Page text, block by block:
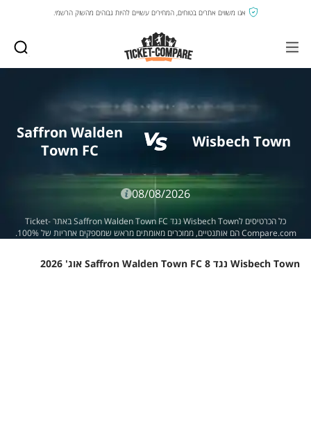
אנו משווים אתרים בטוחים, המחירים עשויים להיות גבוהים מהשוק הרשמי.
Wisbech Town
Saffron Walden
Town FC
08/08/2026
כל הכרטיסים לWisbech Town נגד Saffron Walden Town FC באתר Ticket-
Compare.com הם אותנטיים, ממוכרים מאומתים מראש שמספקים אחריות של 100%.
Wisbech Town נגד Saffron Walden Town FC 8 אוג' 2026